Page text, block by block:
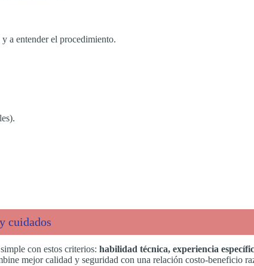
a entender el procedimiento.
cuidados
con estos criterios: habilidad técnica, experiencia
mejor calidad y seguridad con una relación costo-beneficio